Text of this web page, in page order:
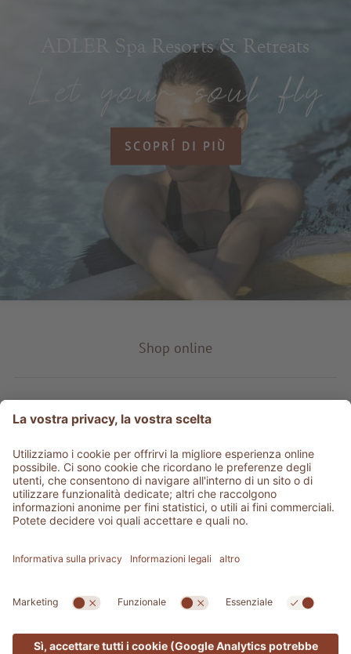
ADLER Spa Resorts & Retreats
SCOPRÍ DI PIÙ
Shop online
Tipo prodotto
Service & info
Be social